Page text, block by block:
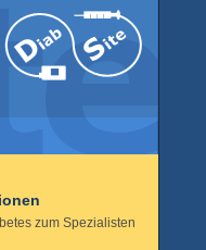
zum Spezialisten